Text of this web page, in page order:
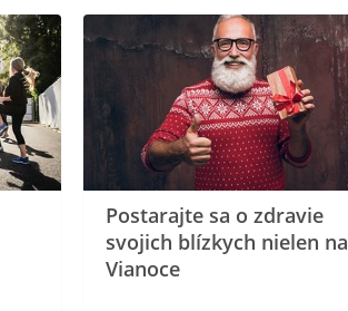
Postarajte sa o zdravie
svojich blízkych nielen na
Vianoce